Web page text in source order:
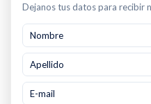
Dejanos tus datos para recibir